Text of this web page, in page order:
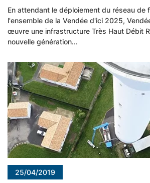
En attendant le déploiement du réseau de
l'ensemble de la Vendée d'ici 2025,
œuvre une infrastructure Très Haut Débit
nouvelle génération...
25/04/2019